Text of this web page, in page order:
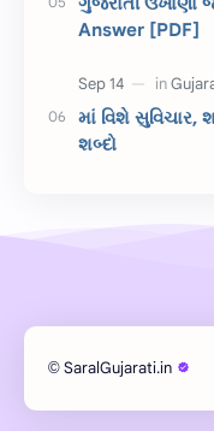
ગુજરાતી વ્યાકરણ
જ્ઞાન સાધના પરીક્ષા
Merit List
મહાત્મા ગાંધી
Exam
Answer [PDF]
માં વિશે સુવિચાર,
શબ્દો
© SaralGujarati.in